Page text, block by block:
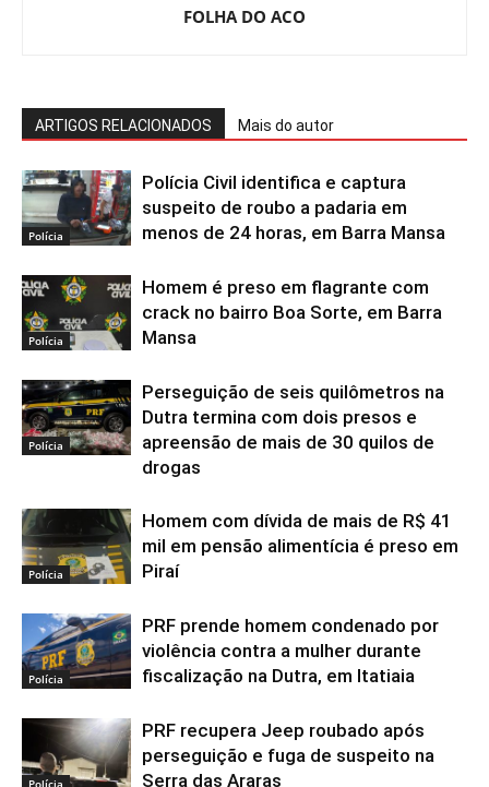
FOLHA DO ACO
ARTIGOS RELACIONADOS Mais do autor
Polícia
Polícia Civil identifica e captura
suspeito de roubo a padaria em
menos de 24 horas, em Barra Mansa
Polícia
Homem é preso em flagrante com
crack no bairro Boa Sorte, em Barra
Mansa
Polícia
Perseguição de seis quilômetros na
Dutra termina com dois presos e
apreensão de mais de 30 quilos de
drogas
Polícia
Homem com dívida de mais de R$ 41
mil em pensão alimentícia é preso em
Piraí
Polícia
PRF prende homem condenado por
violência contra a mulher durante
fiscalização na Dutra, em Itatiaia
Polícia
PRF recupera Jeep roubado após
perseguição e fuga de suspeito na
Serra das Araras